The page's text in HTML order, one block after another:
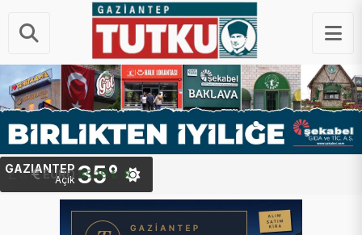
STERLIN 64.46 ₺
GAZIANTEP
Açık 35°